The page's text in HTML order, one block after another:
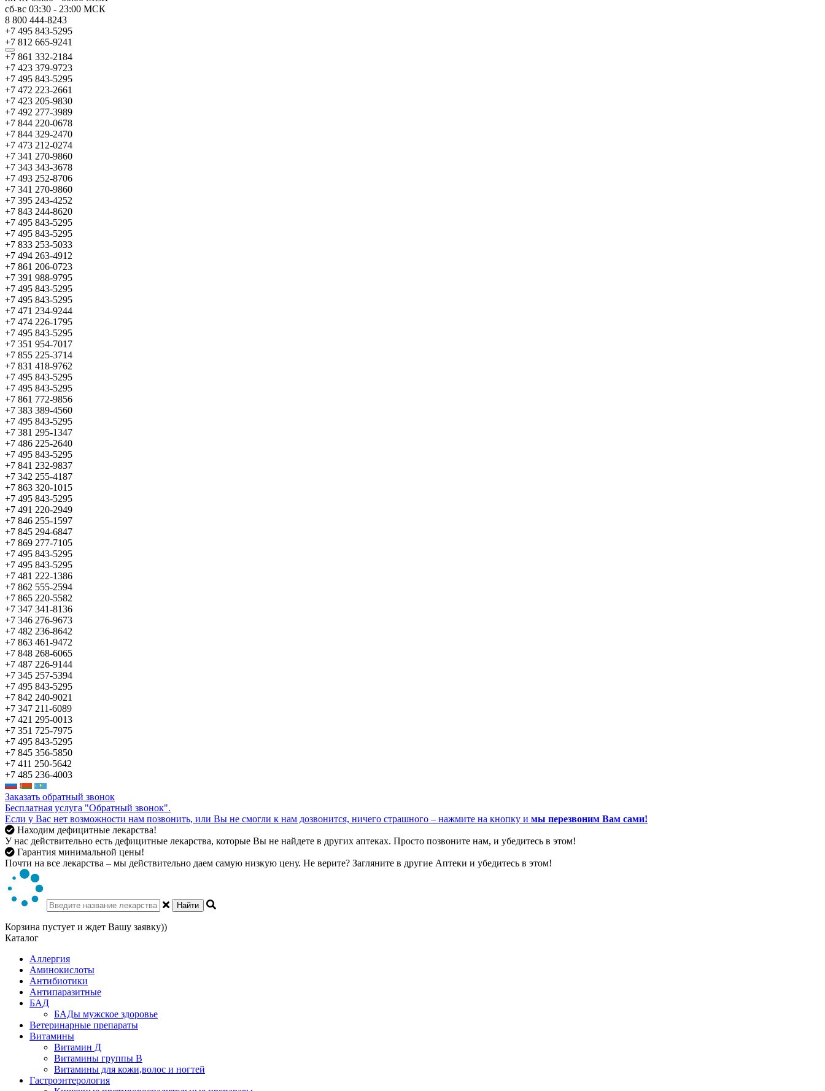
сб-вс 03:30 - 23:00 МСК
8 800 444-8243
+7 495 843-5295
+7 812 665-9241
+7 861 332-2184
+7 423 379-9723
+7 495 843-5295
+7 472 223-2661
+7 423 205-9830
+7 492 277-3989
+7 844 220-0678
+7 844 329-2470
+7 473 212-0274
+7 341 270-9860
+7 343 343-3678
+7 493 252-8706
+7 341 270-9860
+7 395 243-4252
+7 843 244-8620
+7 495 843-5295
+7 495 843-5295
+7 833 253-5033
+7 494 263-4912
+7 861 206-0723
+7 391 988-9795
+7 495 843-5295
+7 495 843-5295
+7 471 234-9244
+7 474 226-1795
+7 495 843-5295
+7 351 954-7017
+7 855 225-3714
+7 831 418-9762
+7 495 843-5295
+7 495 843-5295
+7 861 772-9856
+7 383 389-4560
+7 495 843-5295
+7 381 295-1347
+7 486 225-2640
+7 495 843-5295
+7 841 232-9837
+7 342 255-4187
+7 863 320-1015
+7 495 843-5295
+7 491 220-2949
+7 846 255-1597
+7 845 294-6847
+7 869 277-7105
+7 495 843-5295
+7 495 843-5295
+7 481 222-1386
+7 862 555-2594
+7 865 220-5582
+7 347 341-8136
+7 346 276-9673
+7 482 236-8642
+7 863 461-9472
+7 848 268-6065
+7 487 226-9144
+7 345 257-5394
+7 495 843-5295
+7 842 240-9021
+7 347 211-6089
+7 421 295-0013
+7 351 725-7975
+7 495 843-5295
+7 845 356-5850
+7 411 250-5642
+7 485 236-4003
Заказать обратный звонок
Бесплатная услуга "Обратный звонок".
Если у Вас нет возможности нам позвонить, или Вы не смогли к нам дозвонится, ничего страшного – нажмите на кнопку и мы перезвоним Вам сами!
Находим дефицитные лекарства!
У нас действительно есть дефицитные лекарства, которые Вы не найдете в других аптеках. Просто позвоните нам, и убедитесь в этом!
Гарантия минимальной цены!
Почти на все лекарства – мы действительно даем самую низкую цену. Не верите? Загляните в другие Аптеки и убедитесь в этом!
Найти
Корзина пустует и ждет Вашу заявку))
Каталог
Аллергия
Аминокислоты
Антибиотики
Антипаразитные
БАД
БАДы мужское здоровье
Ветеринарные препараты
Витамины
Витамин Д
Витамины группы В
Витамины для кожи,волос и ногтей
Гастроэнтерология